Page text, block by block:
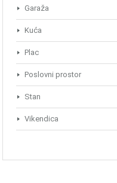
Garaža
Kuća
Plac
Poslovni prostor
Stan
Vikendica